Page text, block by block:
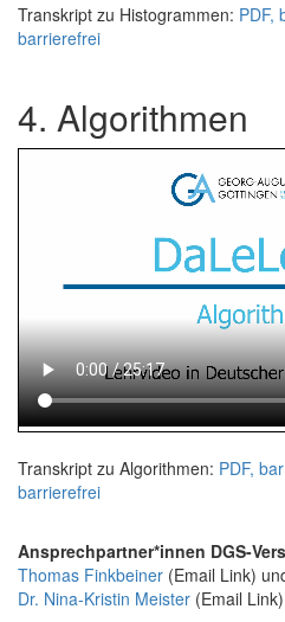
Transkript zu Histogrammen: PDF,
barrierefrei
4. Algorithmen
Transkript zu Algorithmen: PDF,
barrierefrei
Ansprechpartner*innen DGS-
Thomas Finkbeiner (Email Link)
Dr. Nina-Kristin Meister (Email Link)